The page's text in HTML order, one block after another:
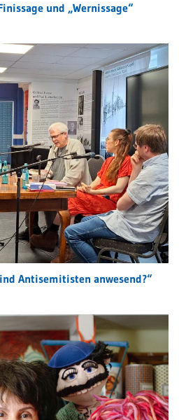
und „Wernissage“
Antisemitisten anwesend?“